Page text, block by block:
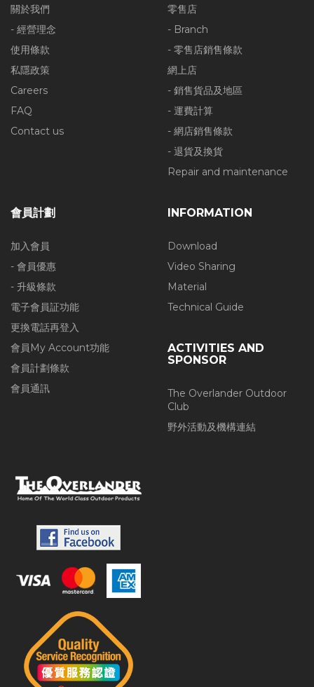
關於我們
- 經營理念
使用條款
私隱政策
Careers
FAQ
Contact us
零售店
- Branch
- 零售店銷售條款
網上店
- 銷售貨品及地區
- 運費計算
- 網店銷售條款
- 退貨及換貨
Repair and maintenance
會員計劃
加入會員
- 會員優惠
- 升級條款
電子會員証功能
更換電話再登入
會員My Account功能
會員計劃條款
會員通訊
INFORMATION
Download
Video Sharing
Material
Technical Guide
ACTIVITIES AND
SPONSOR
The Overlander Outdoor
Club
野外活動及機構連結